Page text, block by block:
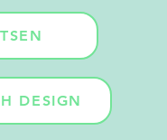
DESIGN